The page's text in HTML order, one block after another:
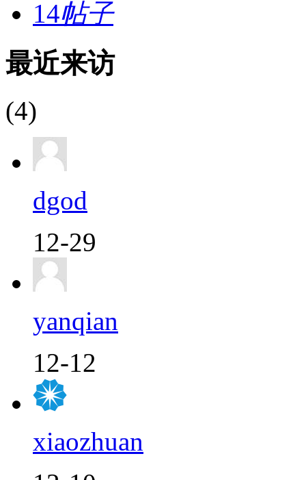
14帖子
最近来访
(4)
dgod
12-29
yanqian
12-12
xiaozhuan